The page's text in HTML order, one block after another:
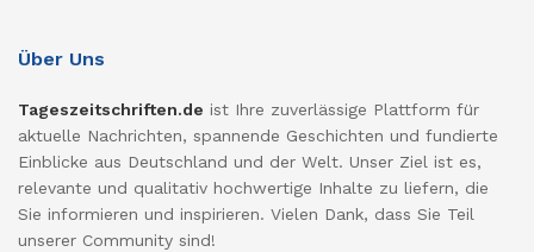
Über Uns
Tageszeitschriften.de ist Ihre zuverlässige Plattform für
aktuelle Nachrichten, spannende Geschichten und fundierte
Einblicke aus Deutschland und der Welt. Unser Ziel ist es,
relevante und qualitativ hochwertige Inhalte zu liefern, die
Sie informieren und inspirieren. Vielen Dank, dass Sie Teil
unserer Community sind!